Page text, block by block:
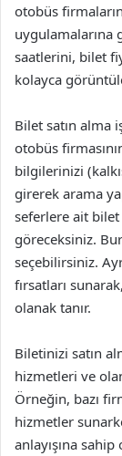
otobüs
uygulamalarına
saatlerini, bilet
kolayca
Bilet satın alma
otobüs
bilgilerinizi
girerek arama
seferlere ait bilet
göreceksiniz.
seçebilirsiniz.
fırsatları
olanak tanır.
Biletinizi satın
hizmetleri ve
Örneğin, bazı
hizmetler
anlayışına